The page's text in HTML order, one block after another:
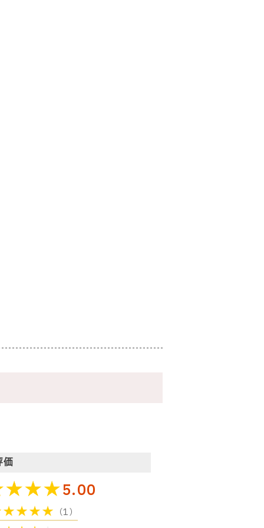
価
5.00
（1）